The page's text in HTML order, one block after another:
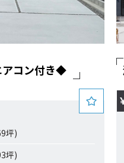
コン付き◆
坪)
坪)